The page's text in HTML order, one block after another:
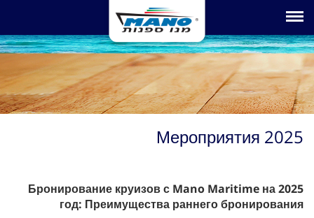
Toggle navigation
Мероприятия 2025
Бронирование круизов с Mano Maritime на 2025
год: Преимущества раннего бронирования